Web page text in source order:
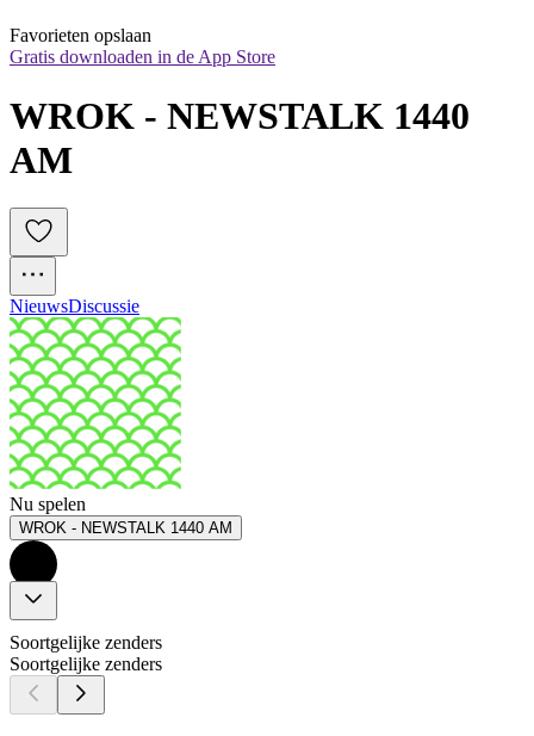
Favorieten opslaan
Gratis downloaden in de App Store
WROK - NEWSTALK 1440
AM
NieuwsDiscussie
Nu spelen
WROK - NEWSTALK 1440 AM
Soortgelijke zenders
Soortgelijke zenders